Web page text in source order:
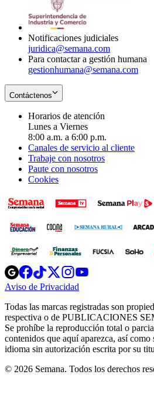
Notificaciones judiciales
juridica@semana.com
Para contactar a gestión humana
gestionhumana@semana.com
Contáctenos
Horarios de atención
Lunes a Viernes
8:00 a.m. a 6:00 p.m.
Canales de servicio al cliente
Trabaje con nosotros
Paute con nosotros
Cookies
Opens
in
new
Opens
in
new
Opens
in
new
window
Opens
new
windowwindow
Aviso de Privacidad
new
window
Todas las marcas registradas son
respectiva o de PUBLICACIONES
Se prohíbe la reproducción total o
contenidos que aquí aparezca, así
idioma sin autorización escrita por su
© 2026 Semana. Todos los derechos